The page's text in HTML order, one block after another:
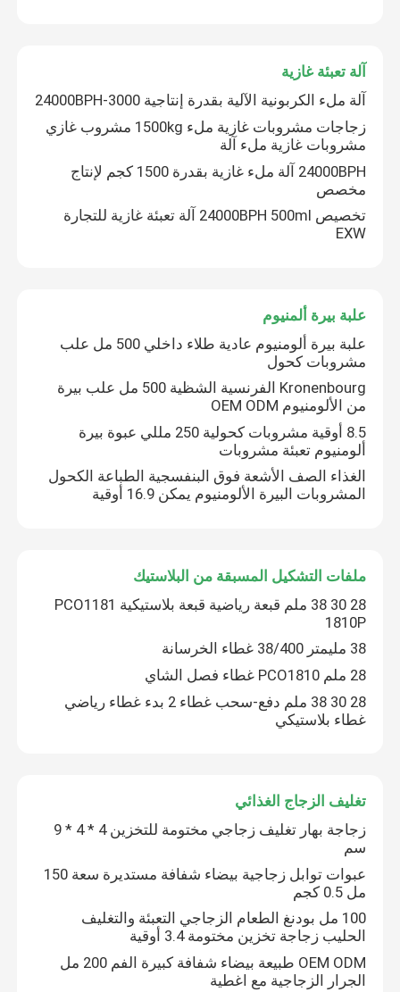
مسكن
أشرطة فيديو
معلومات عنا
جولة في المعمل
اتصل بنا
أخبار
تغليف المشروبات الغذائية
تغليف المشروبات الألومنيوم
آلة تعبئة غازية
آلة ملء الكربونية الآلية بقدرة إنتاجية 3000-24000BPH
زجاجات مشروبات غازية ملء 1500kg مشروب غازي
مشروبات غازية ملء آلة
24000BPH آلة ملء غازية بقدرة 1500 كجم لإنتاج
مخصص
تخصيص 24000BPH 500ml آلة تعبئة غازية للتجارة
EXW
علبة بيرة ألمنيوم
علبة بيرة ألومنيوم عادية طلاء داخلي 500 مل علب
مشروبات كحول
Kronenbourg الفرنسية الشظية 500 مل علب بيرة
من الألومنيوم OEM ODM
8.5 أوقية مشروبات كحولية 250 مللي عبوة بيرة
ألومنيوم تعبئة مشروبات
الغذاء الصف الأشعة فوق البنفسجية الطباعة الكحول
المشروبات البيرة الألومنيوم يمكن 16.9 أوقية
ملفات التشكيل المسبقة من البلاستيك
28 30 38 ملم قبعة رياضية قبعة بلاستيكية PCO1181
1810P
38 مليمتر 38/400 غطاء الخرسانة
28 ملم PCO1810 غطاء فصل الشاي
28 30 38 ملم دفع-سحب غطاء 2 بدء غطاء رياضي
غطاء بلاستيكي
تغليف الزجاج الغذائي
زجاجة بهار تغليف زجاجي مختومة للتخزين 4 * 4 * 9
سم
عبوات توابل زجاجية بيضاء شفافة مستديرة سعة 150
مل 0.5 كجم
100 مل بودنغ الطعام الزجاجي التعبئة والتغليف
الحليب زجاجة تخزين مختومة 3.4 أوقية
OEM ODM طبيعة بيضاء شفافة كبيرة الفم 200 مل
الجرار الزجاجية مع اغطية